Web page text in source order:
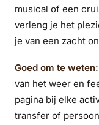
musical of een
verleng je het
je van een zacht
Goed om te weten:
van het weer en
pagina bij elke
transfer of